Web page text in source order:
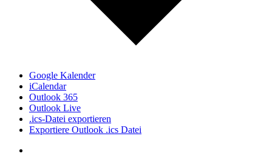
Google Kalender
iCalendar
Outlook 365
Outlook Live
.ics-Datei exportieren
Exportiere Outlook .ics Datei